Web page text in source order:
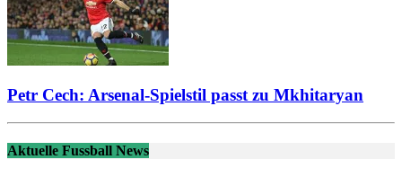
Petr Cech: Arsenal-Spielstil passt zu Mkhitaryan
Aktuelle Fussball News